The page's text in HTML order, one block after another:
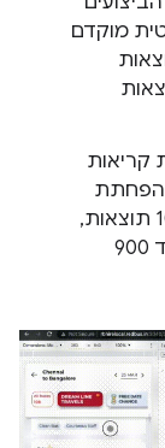
מוקדם
קריאות
הפחתת
מספר האחזורים מ-30 לתוצאות ל-10 תוצאות,
נצפתה ירידה בטווח ה-INP מ-870 עד 900